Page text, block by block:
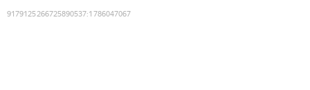
9179125266725890537:1786047067